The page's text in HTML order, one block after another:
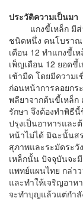
ประวัติความเป็นมา
แกงขี้เหล็ก มีส่ว
ชนิดหนึ่ง คนโบราณ
เดือน 12 ทำแกงขี้
เพ็ญเดือน 12 ยอดขี้
เช้ามืด โดยมีความ
ก่อนหน้าการลอยกร
พลียาจากต้นขี้เหล็ก
รักษา จึงต้องทำพิธี
ปรุงเป็นอาหารและ
หน้าไม่ได้ มิฉะนั้นส
สุภาพและระมัดระวั
เหล็กนั้น ปัจจุบันจะ
แพทย์แผนไทย กล่า
และทำให้เจริญอา
จะทำบุญแล้วแต่กำลั